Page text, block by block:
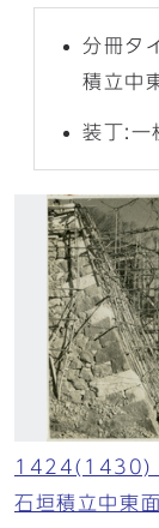
分冊タ
積立中
装丁:一
1424(1430)_
石垣積立中東